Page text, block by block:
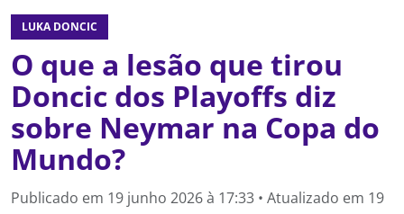
LUKA DONCIC
O que a lesão que tirou
Doncic dos Playoffs diz
sobre Neymar na Copa do
Mundo?
Publicado em 19 junho 2026 à 17:33 • Atualizado em 19